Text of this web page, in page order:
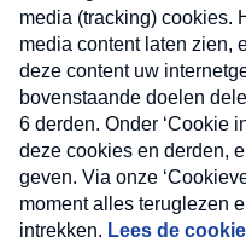
Nieuwsbrief
Neem hier een gratis
nieuwsbrief. Elke